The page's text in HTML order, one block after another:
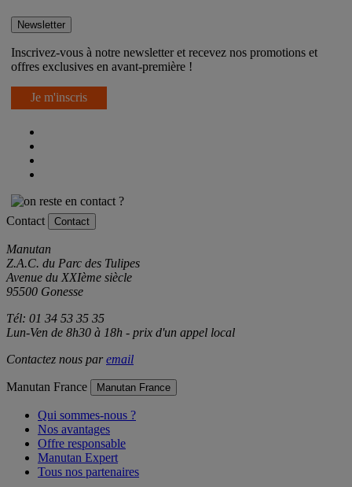
Newsletter
Inscrivez-vous à notre newsletter et recevez nos promotions et
offres exclusives en avant-première !
Je m'inscris
Contact Contact
Manutan
Z.A.C. du Parc des Tulipes
Avenue du XXIème siècle
95500 Gonesse
Tél: 01 34 53 35 35
Lun-Ven de 8h30 à 18h - prix d'un appel local
Contactez nous paremail
Manutan France Manutan France
Qui sommes-nous ?
Nos avantages
Offre responsable
Manutan Expert
Tous nos partenaires